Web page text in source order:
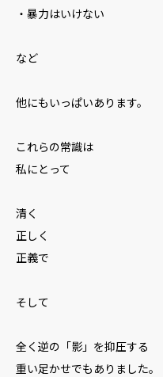
・暴力はいけない
など
他にもいっぱいあります。
これらの常識は
私にとって
清く
正しく
正義で
そして
全く逆の「影」を抑圧する
重い足かせでもありました。